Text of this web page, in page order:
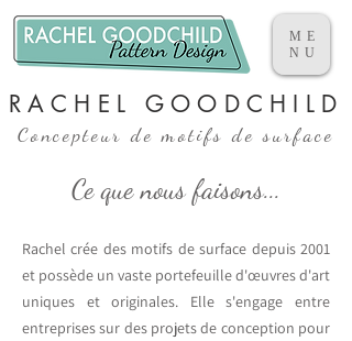
ME
NU
RACHEL GOODCHILD
Concepteur de motifs de surface
Ce que nous faisons...
Rachel crée des motifs de surface depuis 2001
et possède un vaste portefeuille d'œuvres d'art
uniques et originales. Elle s'engage entre
entreprises sur des projets de conception pour